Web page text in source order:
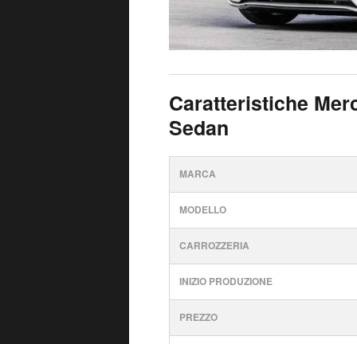
Caratteristiche
Sedan
MARCA
MODELLO
CARROZZERIA
INIZIO PRODUZIONE
PREZZO